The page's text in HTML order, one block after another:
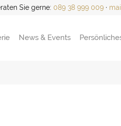
Sie gerne: 089 38 999 009 ·
News & Events